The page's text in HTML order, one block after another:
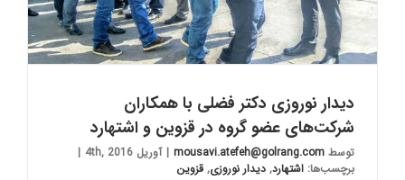
دیدار نوروزی دکتر فضلی با همکاران
شرکت‌های عضو گروه در قزوین و اشتهارد
توسط mousavi.atefeh@golrang.com
| آوریل 4th, 2016
|
برچسب‌ها: اشتهارد, دیدار نوروزی, قزوین